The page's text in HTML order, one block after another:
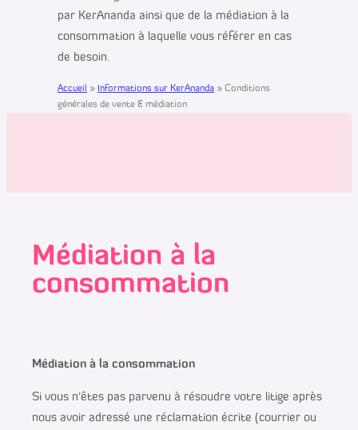
par KerAnanda ainsi que de la médiation à la
consommation à laquelle vous référer en cas
de besoin.
Accueil » Informations sur KerAnanda » Conditions
générales de vente & médiation
Médiation à la
consommation
Médiation à la consommation
Si vous n’êtes pas parvenu à résoudre votre litige après
nous avoir adressé une réclamation écrite (courrier ou